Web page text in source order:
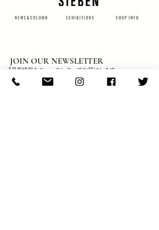
N E W S & C O L U M N ​E X H I B I T I O N S S H O P I N F O
【最新情報をニュースレターでお届けします。
メールアドレスを入力して JOIN をクリックして下さい】
JOIN OUR NEWSLETTER